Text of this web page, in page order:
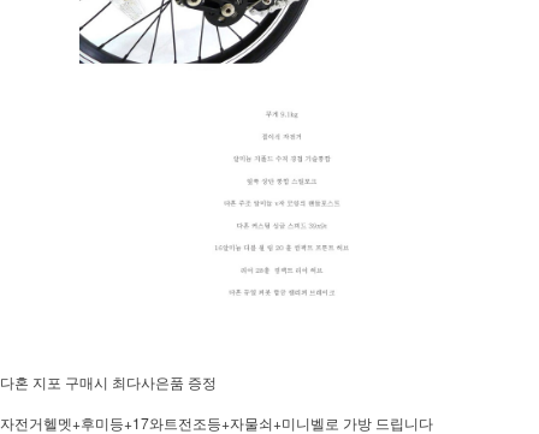
다혼 지포 구매시 최다사은품 증정
자전거헬멧+후미등+17와트전조등+자물쇠+미니벨로 가방 드립니다